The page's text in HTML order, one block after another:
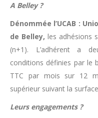
A Belley ?
Dénommée l’UCAB :
de Belley, les adhésions
(n+1). L’adhérent a
conditions définies par le
TTC par mois sur 12
supérieur suivant la
Leurs engagements ?